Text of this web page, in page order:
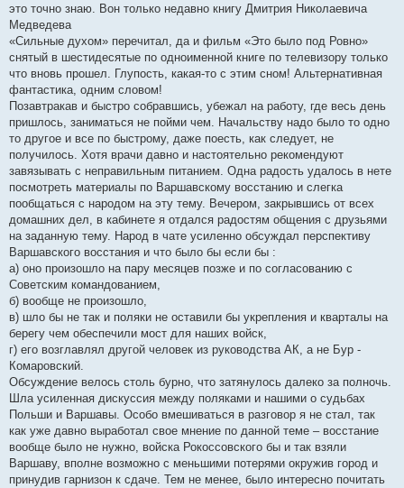
это точно знаю. Вон только недавно книгу Дмитрия Николаевича
Медведева
«Сильные духом» перечитал, да и фильм «Это было под Ровно»
снятый в шестидесятые по одноименной книге по телевизору только
что вновь прошел. Глупость, какая-то с этим сном! Альтернативная
фантастика, одним словом!
Позавтракав и быстро собравшись, убежал на работу, где весь день
пришлось, заниматься не пойми чем. Начальству надо было то одно
то другое и все по быстрому, даже поесть, как следует, не
получилось. Хотя врачи давно и настоятельно рекомендуют
завязывать с неправильным питанием. Одна радость удалось в нете
посмотреть материалы по Варшавскому восстанию и слегка
пообщаться с народом на эту тему. Вечером, закрывшись от всех
домашних дел, в кабинете я отдался радостям общения с друзьями
на заданную тему. Народ в чате усиленно обсуждал перспективу
Варшавского восстания и что было бы если бы :
а) оно произошло на пару месяцев позже и по согласованию с
Советским командованием,
б) вообще не произошло,
в) шло бы не так и поляки не оставили бы укрепления и кварталы на
берегу чем обеспечили мост для наших войск,
г) его возглавлял другой человек из руководства АК, а не Бур -
Комаровский.
Обсуждение велось столь бурно, что затянулось далеко за полночь.
Шла усиленная дискуссия между поляками и нашими о судьбах
Польши и Варшавы. Особо вмешиваться в разговор я не стал, так
как уже давно выработал свое мнение по данной теме – восстание
вообще было не нужно, войска Рокоссовского бы и так взяли
Варшаву, вполне возможно с меньшими потерями окружив город и
принудив гарнизон к сдаче. Тем не менее, было интересно почитать